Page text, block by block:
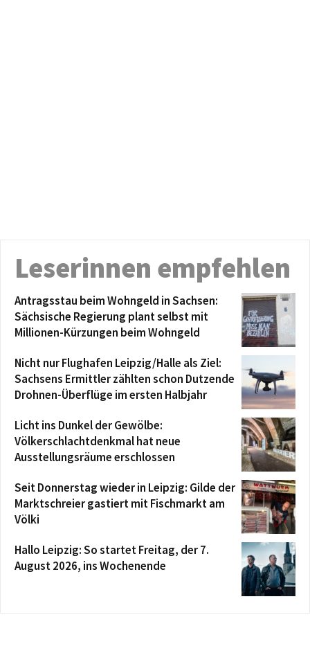
Leserinnen empfehlen
Antragsstau beim Wohngeld in Sachsen:
Sächsische Regierung plant selbst mit
Millionen-Kürzungen beim Wohngeld
Nicht nur Flughafen Leipzig/Halle als Ziel:
Sachsens Ermittler zählten schon Dutzende
Drohnen-Überflüge im ersten Halbjahr
Licht ins Dunkel der Gewölbe:
Völkerschlachtdenkmal hat neue
Ausstellungsräume erschlossen
Seit Donnerstag wieder in Leipzig: Gilde der
Marktschreier gastiert mit Fischmarkt am
Völki
Hallo Leipzig: So startet Freitag, der 7.
August 2026, ins Wochenende